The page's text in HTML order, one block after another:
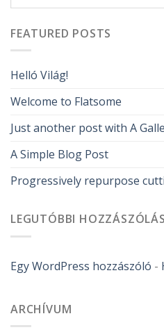
FEATURED POSTS
Helló Világ!
Welcome to Flatsome
Just another post with A
A Simple Blog Post
Progressively repurpose
LEGUTÓBBI
Egy WordPress hozzászóló -
ARCHÍVUM